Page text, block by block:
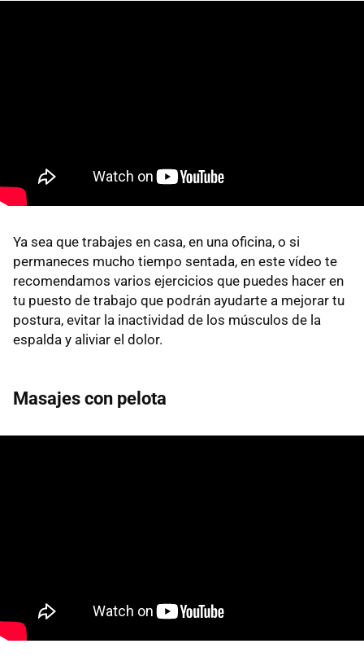
Ya sea que trabajes en casa, en una oficina, o si
permaneces mucho tiempo sentada, en este vídeo te
recomendamos varios ejercicios que puedes hacer en
tu puesto de trabajo que podrán ayudarte a mejorar tu
postura, evitar la inactividad de los músculos de la
espalda y aliviar el dolor.
Masajes con pelota